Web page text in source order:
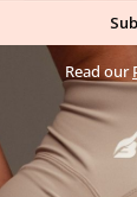
Confort
întindere
Devino
fiecare mișcare
orașului.
Read our